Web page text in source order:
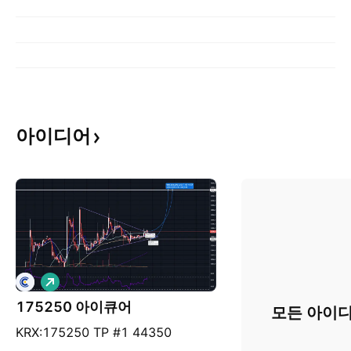
아이디어
175250 아이큐어
KRX:175250 TP #1 44350
롱
모든 아이